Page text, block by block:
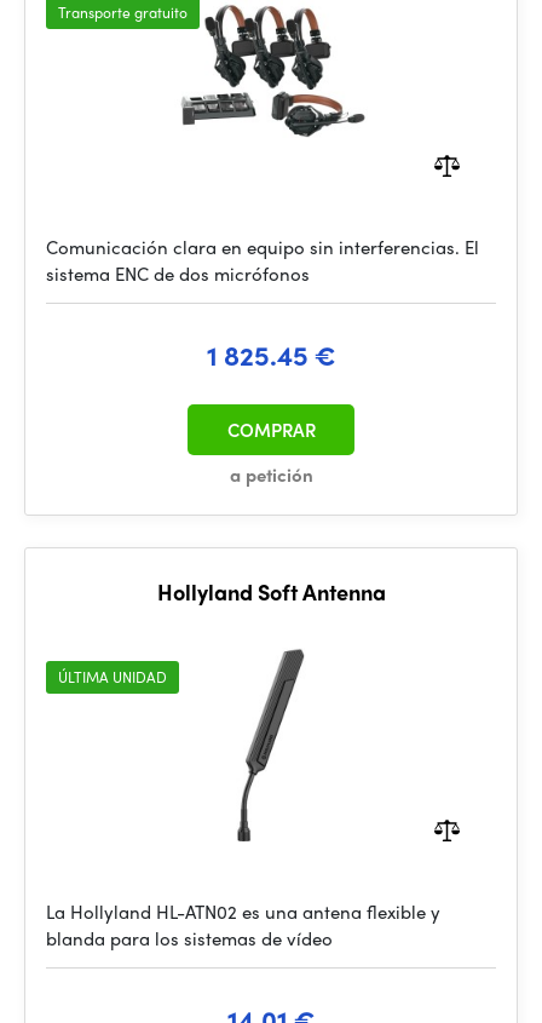
Transporte gratuito
Comunicación clara en equipo sin interferencias. El
sistema ENC de dos micrófonos
1 825.45 €
a petición
COMPRAR
Hollyland Soft Antenna
ÚLTIMA UNIDAD
La Hollyland HL-ATN02 es una antena flexible y
blanda para los sistemas de vídeo